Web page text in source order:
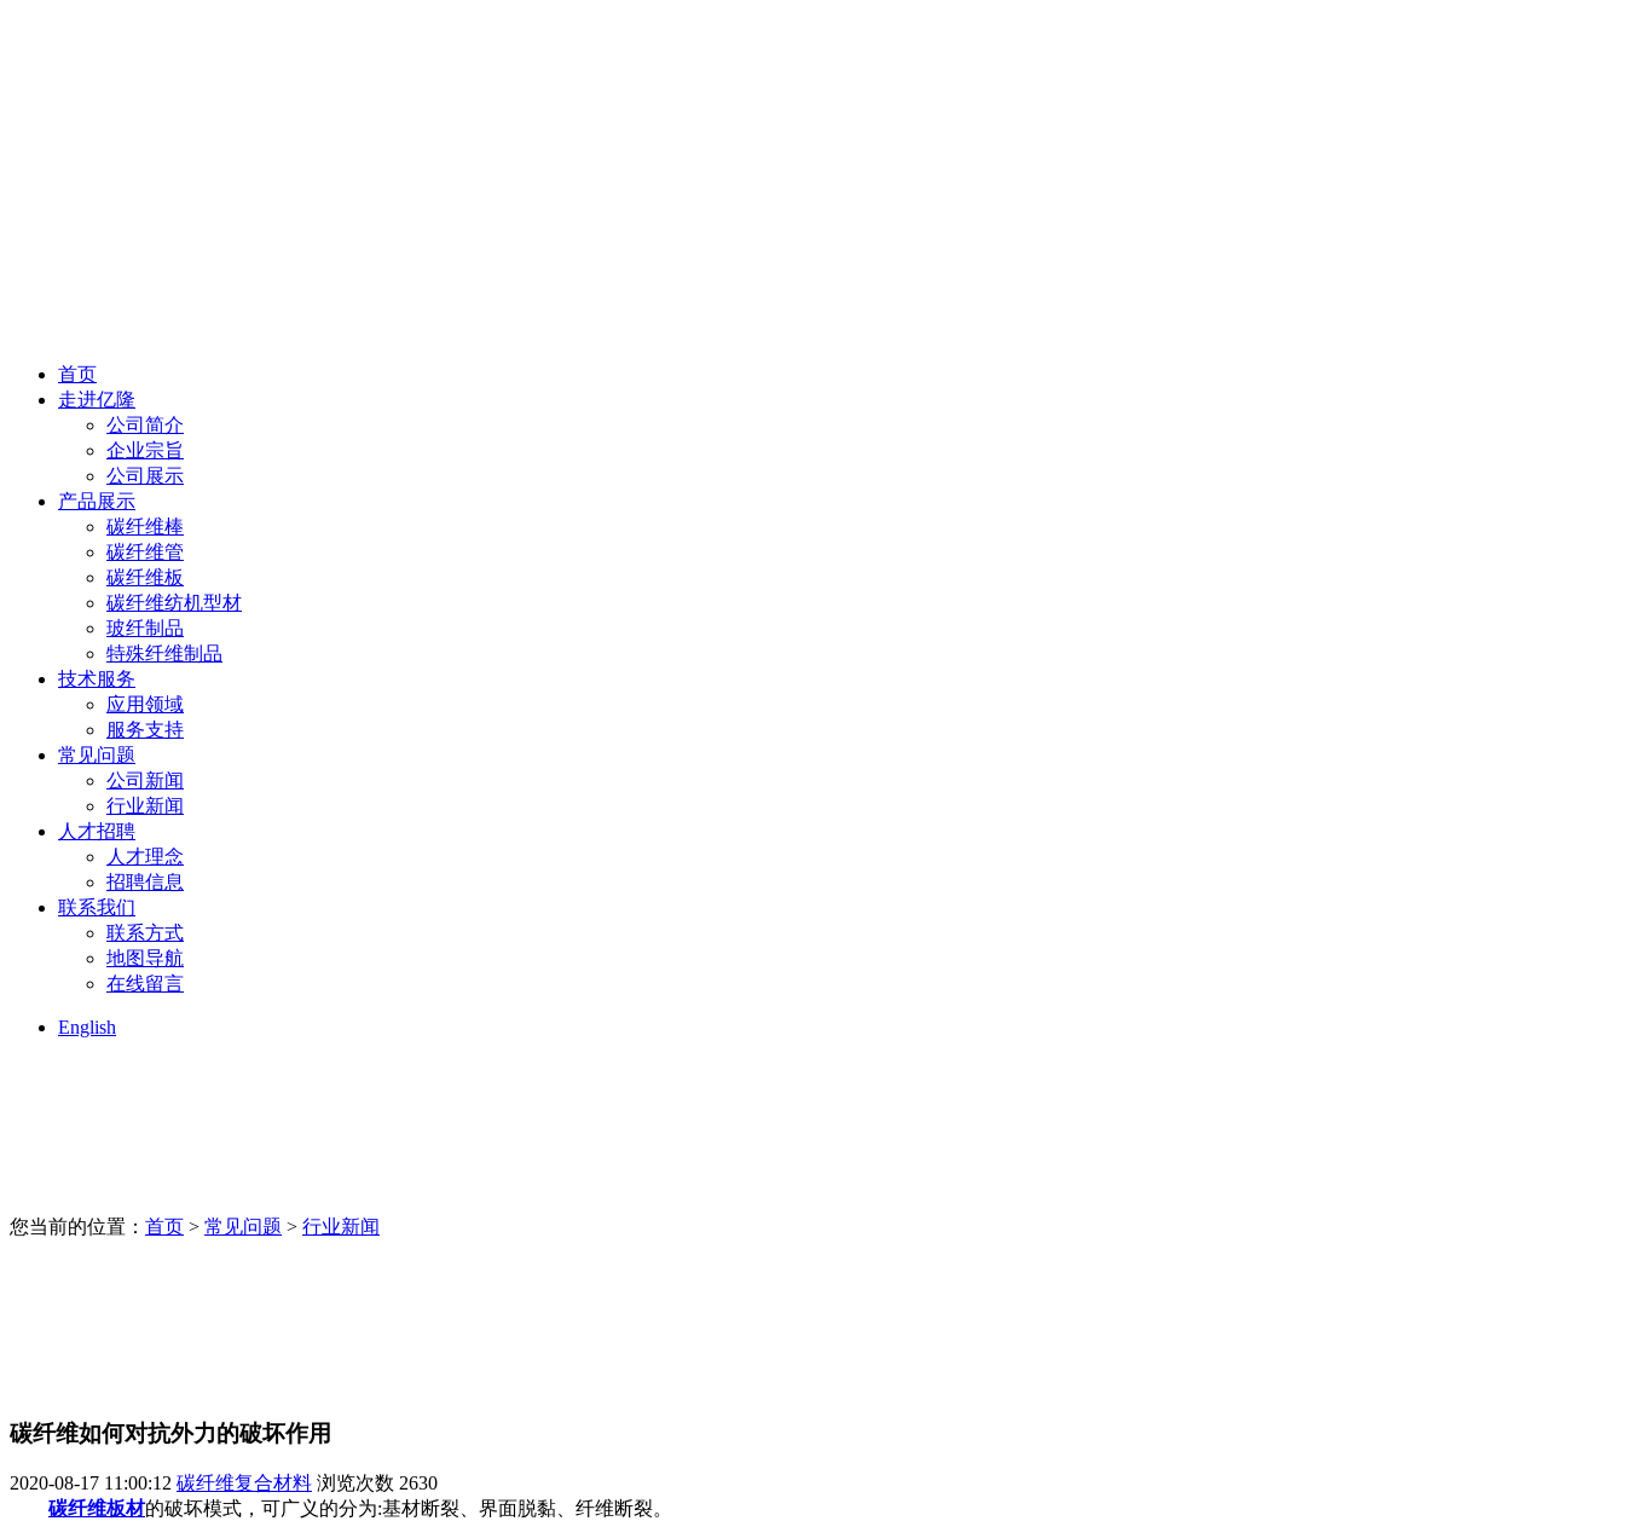
首页
走进亿隆
公司简介
企业宗旨
公司展示
产品展示
碳纤维棒
碳纤维管
碳纤维板
碳纤维纺机型材
玻纤制品
特殊纤维制品
技术服务
应用领域
服务支持
常见问题
公司新闻
行业新闻
人才招聘
人才理念
招聘信息
联系我们
联系方式
地图导航
在线留言
English
您当前的位置： 首页 > 常见问题 > 行业新闻
碳纤维如何对抗外力的破坏作用
2020-08-17 11:00:12 碳纤维复合材料 浏览次数 2630
碳纤维板材的破坏模式，可广义的分为:基材断裂、界面脱黏、纤维断裂。